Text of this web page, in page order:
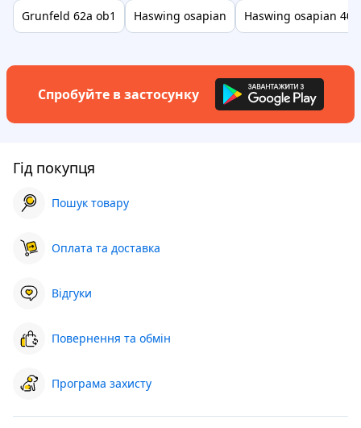
Grunfeld 62a ob1 Haswing osapian Haswing osapian 40
Спробуйте в застосунку
Гід покупця
Пошук товару
Оплата та доставка
Відгуки
Повернення та обмін
Програма захисту